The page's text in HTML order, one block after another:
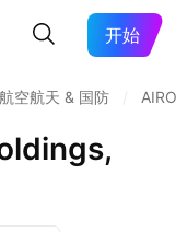
开始
航空航天 & 国防 AIRO